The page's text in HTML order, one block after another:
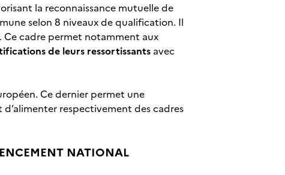
la reconnaissance mutuelle de
selon 8 niveaux de qualification. Il
Ce cadre permet notamment aux
de leurs ressortissants avec
Ce dernier permet une
respectivement des cadres
NATIONAL